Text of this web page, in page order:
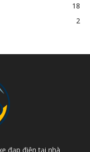
18
2
đạp điện tại nhà